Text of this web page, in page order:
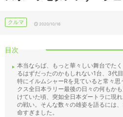
クルマ 2020/10/16
目次
本当ならば、もっと華々しい舞台でた
るはずだったのかもしれない1台、3代
特にイルムシャーRを見ていると常々
クス全日本ラリー最後の日々の何もか
けていた頃、突如全日本ダートラに現
の戦い。そんな数々の雄姿を語るには
命すぎました。